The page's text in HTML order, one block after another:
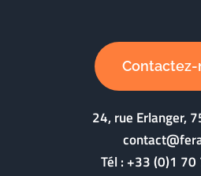
Contactez-
24, rue Erlanger,
Tél :+33 (0)1 70